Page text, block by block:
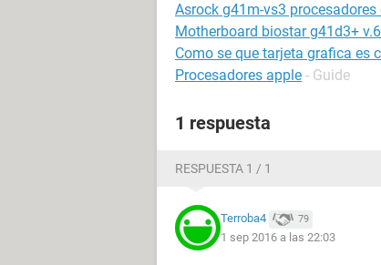
Asrock g41m-vs3
Motherboard biostar g41d3+
Como se que tarjeta grafica es
Procesadores apple - Guide
1 respuesta
RESPUESTA 1 / 1
Terroba4 79
1 sep 2016 a las 22:03